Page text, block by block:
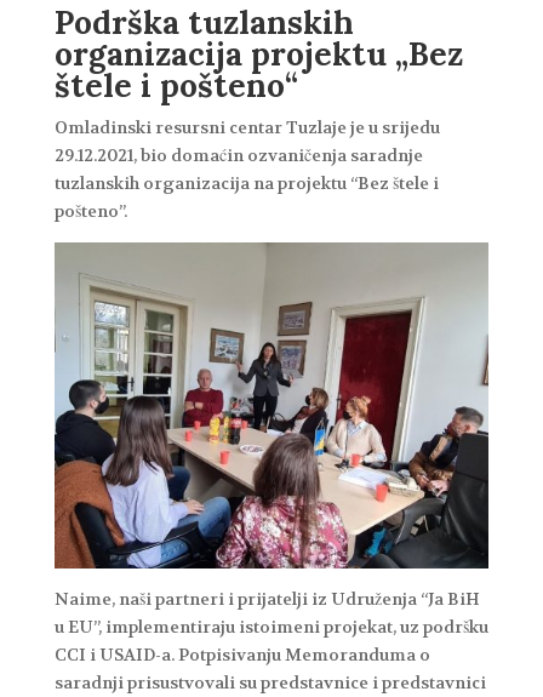
Podrška tuzlanskih
organizacija projektu „Bez
štele i pošteno“
Omladinski resursni centar Tuzlaje je u srijedu
29.12.2021, bio domaćin ozvaničenja saradnje
tuzlanskih organizacija na projektu “Bez štele i
pošteno”.
Naime, naši partneri i prijatelji iz Udruženja “Ja BiH
u EU”, implementiraju istoimeni projekat, uz podršku
CCI i USAID-a. Potpisivanju Memoranduma o
saradnji prisustvovali su predstavnice i predstavnici